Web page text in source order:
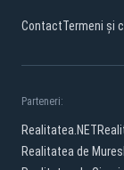
ContactTermeni și
Parteneri:
Realitatea.NET
Realitatea de Mures